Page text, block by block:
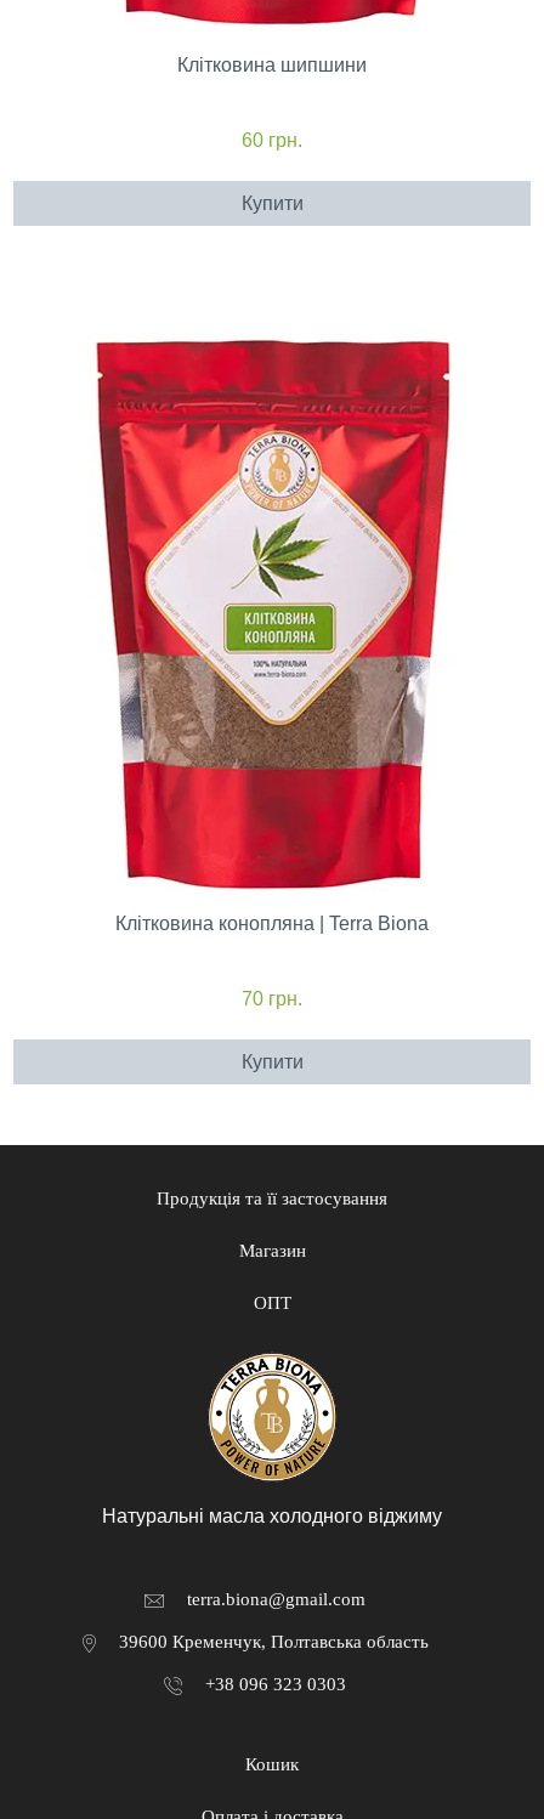
Клітковина шипшини
60 грн.
Купити
Клітковина конопляна | Terra Biona
70 грн.
Купити
Продукція та її застосування
Магазин
ОПТ
Натуральні масла холодного віджиму
terra.biona@gmail.com
39600 Кременчук, Полтавська область
+38 096 323 0303
Кошик